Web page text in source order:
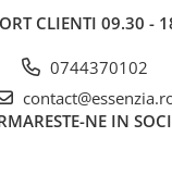
CLIENTI 09.30 -
0744370102
NE IN